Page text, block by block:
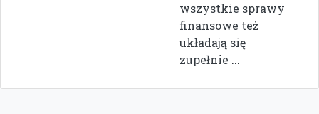
wszystkie sprawy
finansowe też
układają się
zupełnie ...